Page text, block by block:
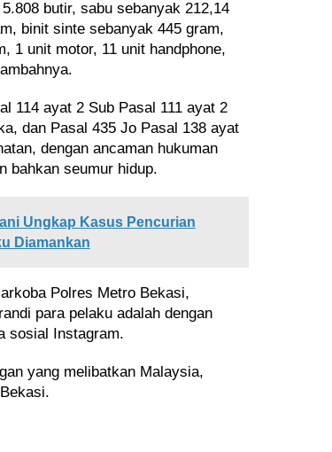
butir, sabu sebanyak 212,14
binit sinte sebanyak 445 gram,
1 unit motor, 11 unit handphone,
114 ayat 2 Sub Pasal 111 ayat 2
dan Pasal 435 Jo Pasal 138 ayat
dengan ancaman hukuman
bahkan seumur hidup.
Ungkap Kasus Pencurian
Diamankan
Polres Metro Bekasi,
para pelaku adalah dengan
sosial Instagram.
yang melibatkan Malaysia,